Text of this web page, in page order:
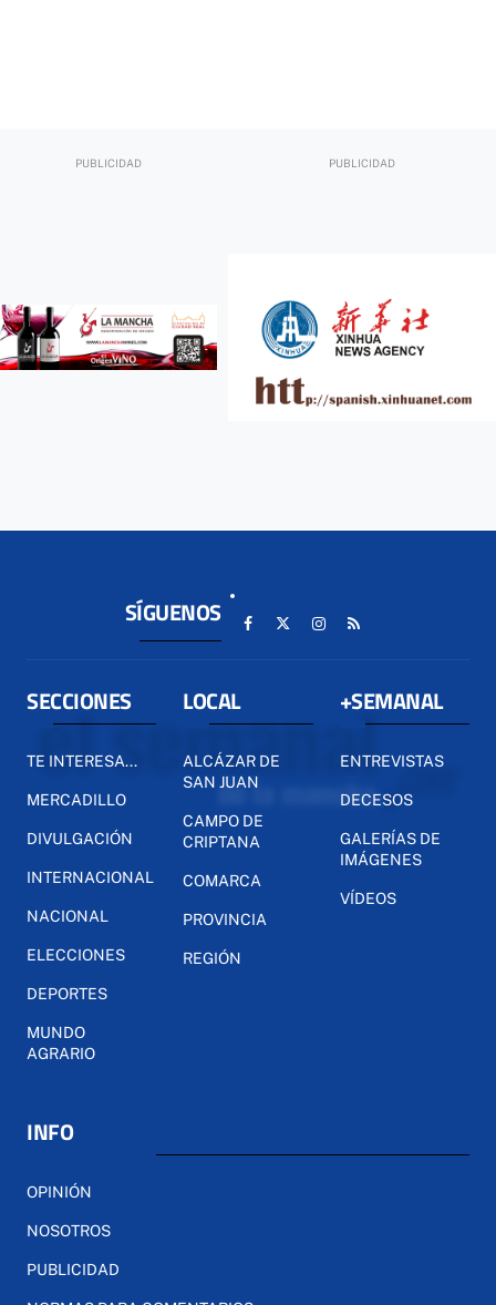
SÍGUENOS
SECCIONES
TE INTERESA...
MERCADILLO
DIVULGACIÓN
INTERNACIONAL
NACIONAL
ELECCIONES
DEPORTES
MUNDO
AGRARIO
LOCAL
ALCÁZAR DE
SAN JUAN
CAMPO DE
CRIPTANA
COMARCA
PROVINCIA
REGIÓN
+SEMANAL
ENTREVISTAS
DECESOS
GALERÍAS DE
IMÁGENES
VÍDEOS
INFO
OPINIÓN
NOSOTROS
PUBLICIDAD